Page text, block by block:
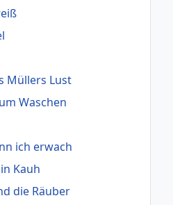
Müllers Lust
Waschen
ich erwach
Kauh
die Räuber